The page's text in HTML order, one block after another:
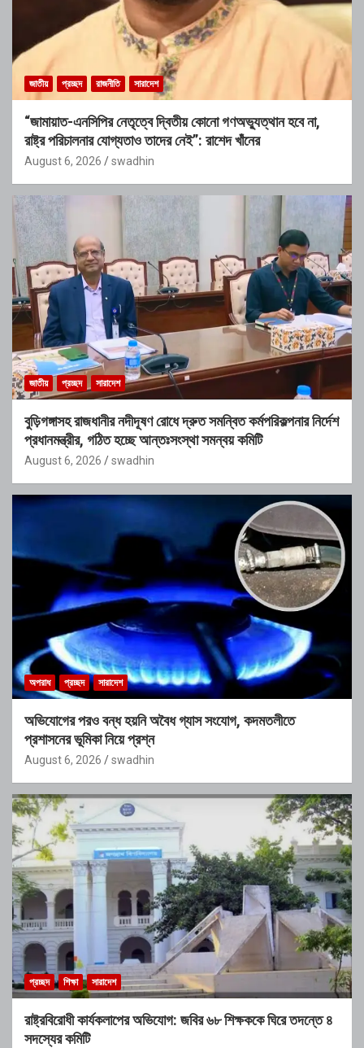
জাতীয় প্রচ্ছদ রাজনীতি সারাদেশ
“জামায়াত-এনসিপির নেতৃত্বে দ্বিতীয় কোনো গণঅভ্যুত্থান হবে না,
রাষ্ট্র পরিচালনার যোগ্যতাও তাদের নেই”: রাশেদ খাঁনের
August 6, 2026 swadhin
জাতীয় প্রচ্ছদ সারাদেশ
বুড়িগঙ্গাসহ রাজধানীর নদীদূষণ রোধে দ্রুত সমন্বিত কর্মপরিকল্পনার নির্দেশ
প্রধানমন্ত্রীর, গঠিত হচ্ছে আন্তঃসংস্থা সমন্বয় কমিটি
August 6, 2026 swadhin
অপরাধ প্রচ্ছদ সারাদেশ
অভিযোগের পরও বন্ধ হয়নি অবৈধ গ্যাস সংযোগ, কদমতলীতে
প্রশাসনের ভূমিকা নিয়ে প্রশ্ন
August 6, 2026 swadhin
প্রচ্ছদ শিক্ষা সারাদেশ
রাষ্ট্রবিরোধী কার্যকলাপের অভিযোগ: জবির ৬৮ শিক্ষককে ঘিরে তদন্তে ৪
সদস্যের কমিটি